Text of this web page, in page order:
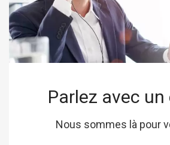
Parlez avec
Nous sommes là pour